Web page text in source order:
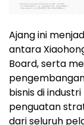
Ajang ini
antara
Board, serta
bisnis di
penguatan
dari seluruh